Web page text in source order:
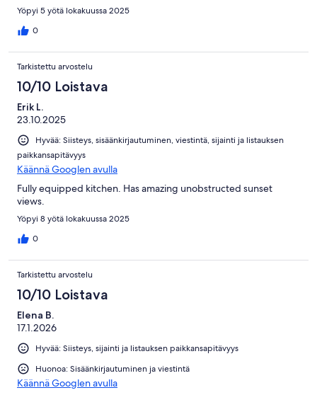
Yöpyi 5 yötä lokakuussa 2025
0
Tarkistettu arvostelu
10/10 Loistava
Erik L.
23.10.2025
Hyvää: Siisteys, sisäänkirjautuminen, viestintä, sijainti ja listauksen
paikkansapitävyys
Käännä Googlen avulla
Fully equipped kitchen. Has amazing unobstructed sunset
views.
Yöpyi 8 yötä lokakuussa 2025
0
Tarkistettu arvostelu
10/10 Loistava
Elena B.
17.1.2026
Hyvää: Siisteys, sijainti ja listauksen paikkansapitävyys
Huonoa: Sisäänkirjautuminen ja viestintä
Käännä Googlen avulla